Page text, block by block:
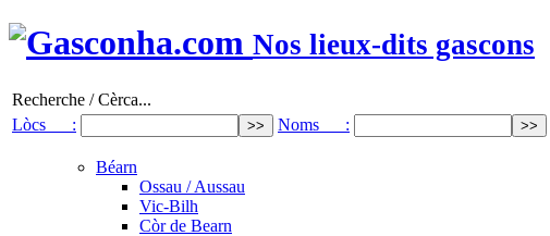
Nos lieux-dits gascons
Recherche / Cèrca...
Lòcs :
Noms :
Béarn
Ossau / Aussau
Vic-Bilh
Còr de Bearn